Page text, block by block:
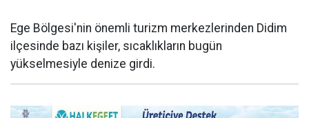
Ege Bölgesi'nin önemli turizm merkezlerinden Didim
ilçesinde bazı kişiler, sıcaklıkların bugün
yükselmesiyle denize girdi.